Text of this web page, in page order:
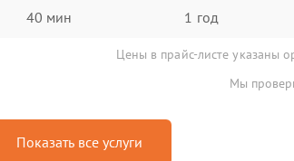
40 мин 1 год
Цены в прайс-листе указаны
Мы
Показать все услуги